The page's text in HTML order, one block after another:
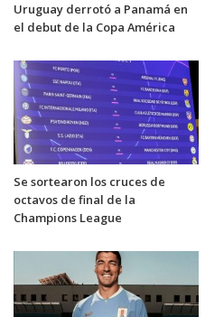
Uruguay derrotó a Panamá en
el debut de la Copa América
Se sortearon los cruces de
octavos de final de la
Champions League